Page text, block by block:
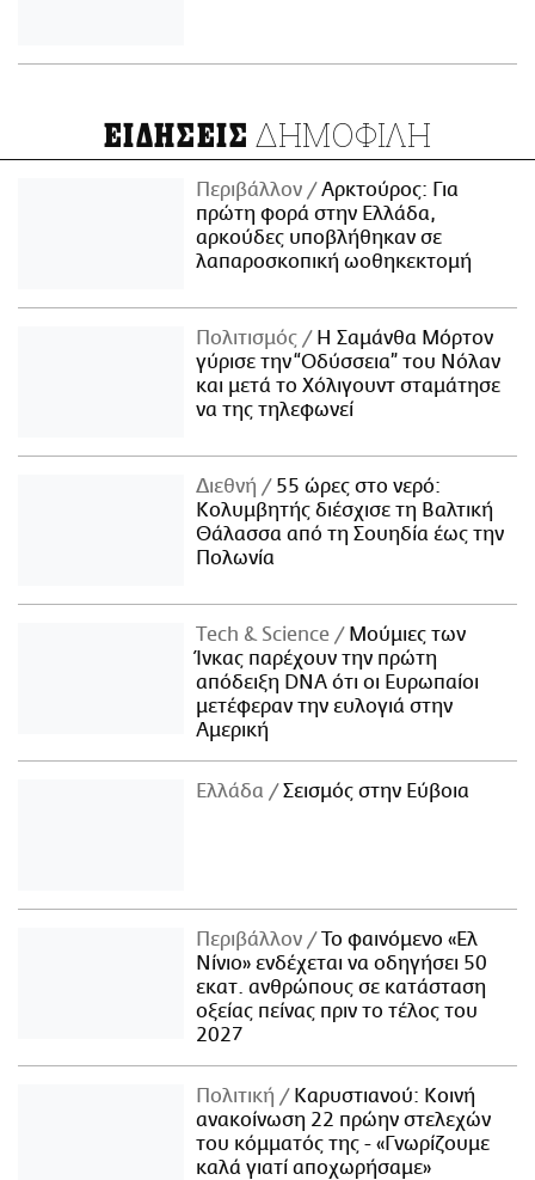
ΕΙΔΗΣΕΙΣ ΔΗΜΟΦΙΛΗ
Περιβάλλον
Αρκτούρος: Για
πρώτη φορά στην Ελλάδα,
αρκούδες υποβλήθηκαν σε
λαπαροσκοπική ωοθηκεκτομή
Πολιτισμός
Η Σαμάνθα Μόρτον
γύρισε την “Οδύσσεια” του Νόλαν
και μετά το Χόλιγουντ σταμάτησε
να της τηλεφωνεί
Διεθνή
55 ώρες στο νερό:
Κολυμβητής διέσχισε τη Βαλτική
Θάλασσα από τη Σουηδία έως την
Πολωνία
Τech & Science
Μούμιες των
Ίνκας παρέχουν την πρώτη
απόδειξη DNA ότι οι Ευρωπαίοι
μετέφεραν την ευλογιά στην
Αμερική
Ελλάδα Σεισμός στην Εύβοια
Περιβάλλον
Το φαινόμενο «Ελ
Νίνιο» ενδέχεται να οδηγήσει 50
εκατ. ανθρώπους σε κατάσταση
οξείας πείνας πριν το τέλος του
2027
Πολιτική
Καρυστιανού: Κοινή
ανακοίνωση 22 πρώην στελεχών
του κόμματός της - «Γνωρίζουμε
καλά γιατί αποχωρήσαμε»